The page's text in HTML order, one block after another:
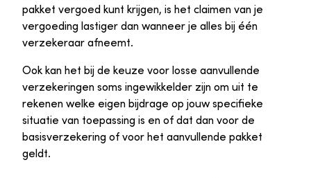
pakket vergoed kunt krijgen, is het claimen van je
vergoeding lastiger dan wanneer je alles bij één
verzekeraar afneemt.
Ook kan het bij de keuze voor losse aanvullende
verzekeringen soms ingewikkelder zijn om uit te
rekenen welke eigen bijdrage op jouw specifieke
situatie van toepassing is en of dat dan voor de
basisverzekering of voor het aanvullende pakket
geldt.